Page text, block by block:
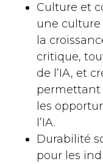
Culture et
une culture
la
critique,
de l’IA, et
permettant
les
l’IA.
Durabilité
pour les